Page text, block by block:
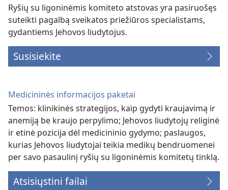
Ryšių su ligoninėmis komiteto atstovas yra pasiruošęs
suteikti pagalbą sveikatos priežiūros specialistams,
gydantiems Jehovos liudytojus.
Susisiekite
Medicininės informacijos paketai
Temos: klinikinės strategijos, kaip gydyti kraujavimą ir
anemiją be kraujo perpylimo; Jehovos liudytojų religinė
ir etinė pozicija dėl medicininio gydymo; paslaugos,
kurias Jehovos liudytojai teikia medikų bendruomenei
per savo pasaulinį ryšių su ligoninėmis komitetų tinklą.
Atsisiųstini failai